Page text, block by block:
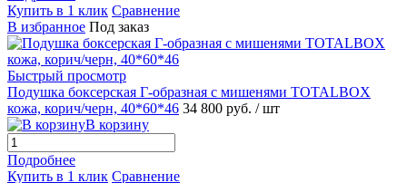
Купить в 1 клик Сравнение
В избранное Под заказ
Быстрый просмотр
Подушка боксерская Г-образная с мишенями TOTALBOX
кожа, корич/черн, 40*60*46 34 800 руб. / шт
В корзину
Подробнее
Купить в 1 клик Сравнение